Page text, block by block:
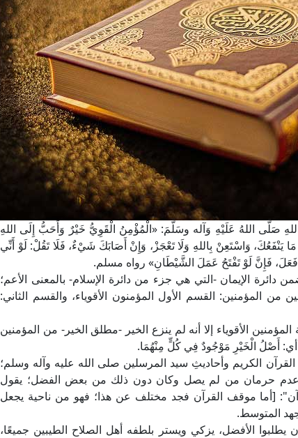
صَلَّى اللهُ عَلَيْهِ وَآله وسَلَّمَ: «الْمُؤْمِنُ الْقَوِيُّ خَيْرٌ وَأَحَبُّ إِلَى اللهِ
وَاسْتَعِنْ بِاللهِ وَلَا تَعْجَزْ، وَإِنْ أَصَابَكَ شَيْءٌ، فَلَا تَقُلْ: لَوْ أَنِّي
فَإِنَّ لَوْ تَفْتَحُ عَمَلَ الشَّيْطَانِ» رواه مسلم.
الإيمان -التي هي جزء من دائرة الإسلام- بالمعنى الأعم؛
المؤمنين: القسم الأول المؤمنون الأقوياء، والقسم الثاني:
الأقوياء إلا أنه لم ينزع الخير -مطلق الخير- من المؤمنين
أَصْلُ الْخَيْرِ مَوْجُودٌ فِي كُلٍّ مِنْهُمَا.
الكريم وأحاديثِ سيد المرسلين صلى الله عليه وآله وسلم؛
عدم حرمان من لم يصل وكان دون ذلك من بعض الفضل؛ يقول
[أما موقف القرآن فجد مختلف عن هذا؛ فهو من ناحية يجعل
المتوسط.
الأفضل، يزكي ويستر بلطفه أهل الصلاح الطيبين جميعًا،